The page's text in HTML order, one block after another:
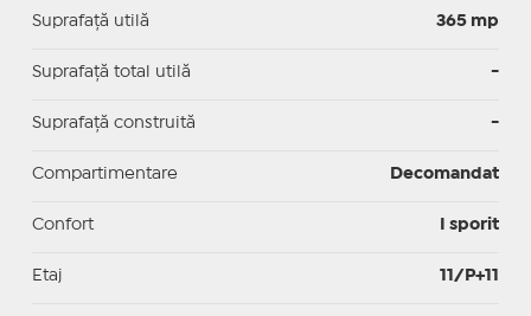
Suprafaţă utilă 365 mp
Suprafaţă total utilă -
Suprafaţă construită -
Compartimentare Decomandat
Confort I sporit
Etaj 11/P+11